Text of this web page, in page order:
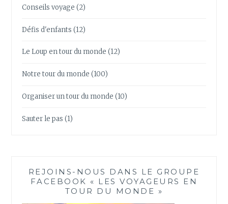
Conseils voyage (2)
Défis d'enfants (12)
Le Loup en tour du monde (12)
Notre tour du monde (100)
Organiser un tour du monde (10)
Sauter le pas (1)
REJOINS-NOUS DANS LE GROUPE
FACEBOOK « LES VOYAGEURS EN
TOUR DU MONDE »